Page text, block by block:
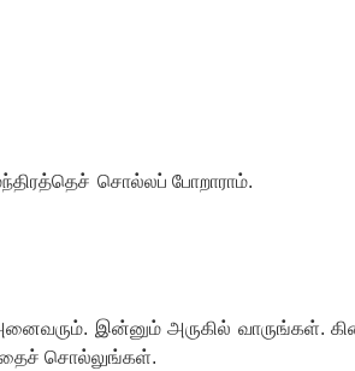
சொல்லப் போறாராம்.
இன்னும் அருகில் வாருங்கள்.
சொல்லுங்கள்.